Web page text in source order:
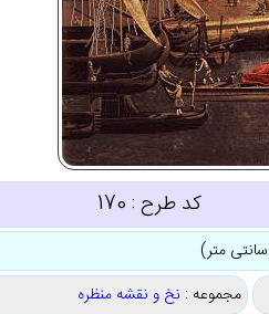
کد طرح : 170
مجموعه : نخ و نقشه منظره